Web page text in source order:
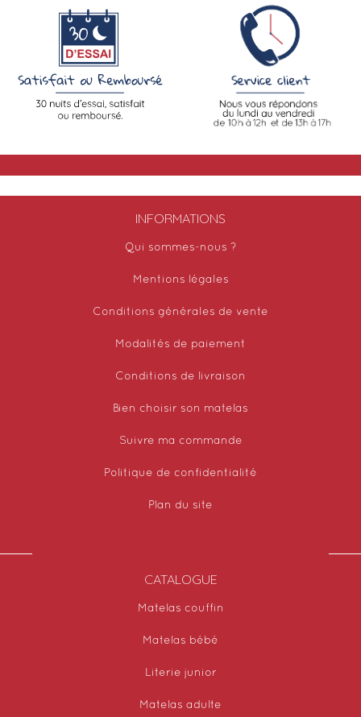
INFORMATIONS
Qui sommes-nous ?
Mentions légales
Conditions générales de vente
Modalités de paiement
Conditions de livraison
Bien choisir son matelas
Suivre ma commande
Politique de confidentialité
Plan du site
CATALOGUE
Matelas couffin
Matelas bébé
Literie junior
Matelas adulte